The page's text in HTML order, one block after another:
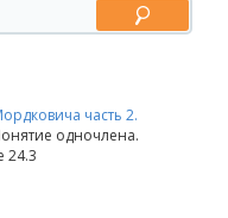
часть 2.
одночлена.
24.3